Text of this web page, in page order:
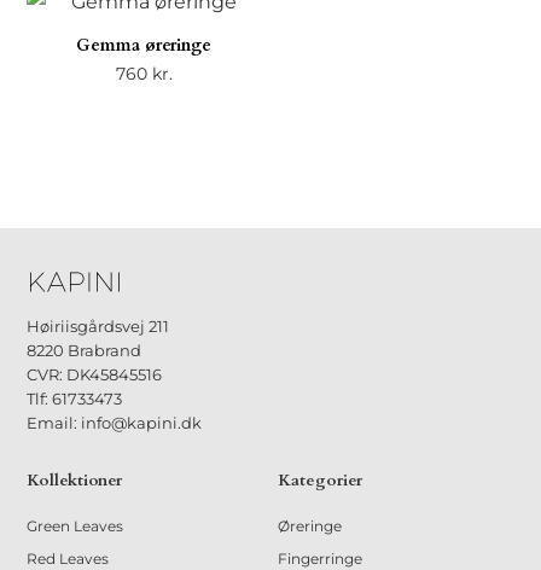
Gemma øreringe
760 kr.
Høiriisgårdsvej 211
8220 Brabrand
CVR: DK45845516
Tlf: 61733473
Email: info@kapini.dk
Kollektioner
Green Leaves
Red Leaves
Kategorier
Øreringe
Fingerringe